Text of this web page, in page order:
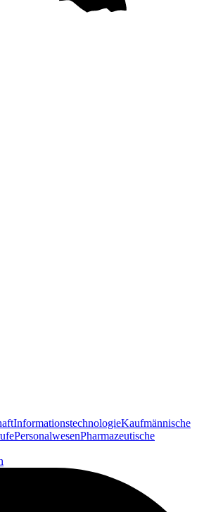
InformationstechnologieKaufmännische
PersonalwesenPharmazeutische